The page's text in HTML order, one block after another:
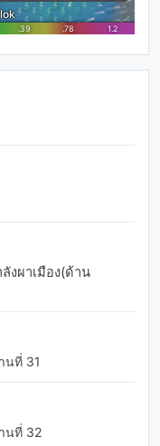
งผาเมือง(ด้าน
นที่ 31
นที่ 32